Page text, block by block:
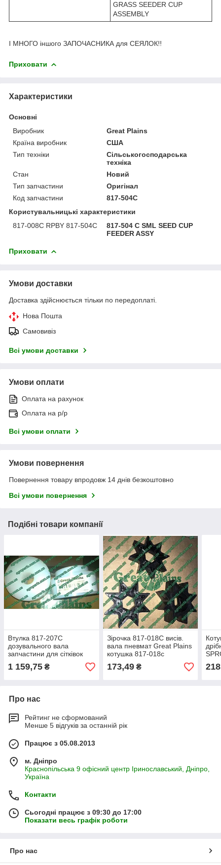
GRASS SEEDER CUP
ASSEMBLY
І МНОГО іншого ЗАПОЧАСНИКА для СЕЯЛОК!!
Приховати
Характеристики
Основні
Виробник
Great Plains
Країна виробник
США
Тип техніки
Сільськогосподарська
техніка
Стан
Новий
Тип запчастини
Оригінал
Код запчастини
817-504C
Користувальницькі характеристики
817-008C RPBY 817-504C
817-504 C SML SEED CUP
FEEDER ASSY
Приховати
Умови доставки
Доставка здійснюється тільки по передоплаті.
Нова Пошта
Самовивіз
Всі умови доставки
Умови оплати
Оплата на рахунок
Оплата на р/р
Всі умови оплати
Умови повернення
Повернення товару впродовж 14 днів безкоштовно
Всі умови повернення
Подібні товари компанії
Втулка 817-207C
дозувального вала
запчастини для сітківок
Great Plains 817-207С
1 159,75 ₴
Зірочка 817-018C висів.
вала пневмат Great Plains
котушка 817-018с
запчастини
173,49₴
Про нас
Рейтинг не сформований
Менше 5 відгуків за останній рік
Працює з 05.08.2013
м. Дніпро
Краснопільська 9 офісний центр Іринославський, Дніпро,
Україна
Контакти
Сьогодні працює з 09:30 до 17:00
Показати весь графік роботи
Про нас